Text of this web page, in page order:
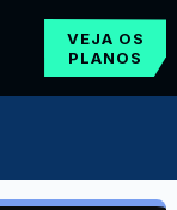
VEJA OS
PLANOS